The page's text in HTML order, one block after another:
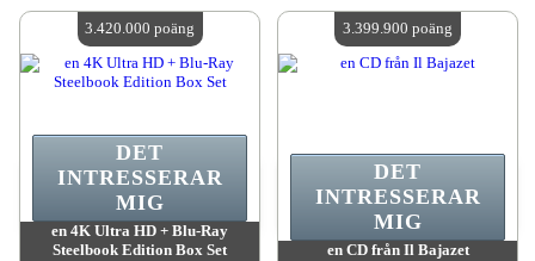
Antal tillgängliga:4
Antal tillgängliga:4
en 4K Ultra HD + Blu-Ray
Steelbook Edition Box Set
DET
INTRESSERAR
MIG
3.420.000 poäng
en CD från Il Bajazet
DET
INTRESSERAR
MIG
3.399.900 poäng